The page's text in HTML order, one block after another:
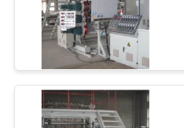
समाचार
मामले